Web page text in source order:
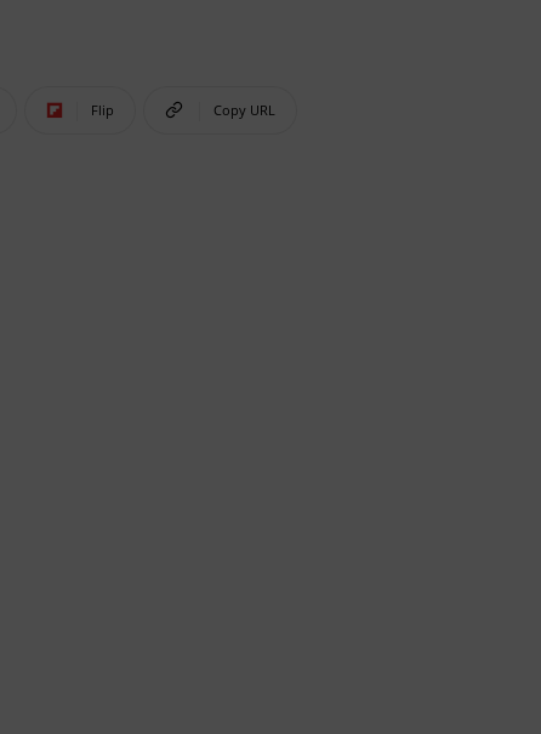
Flip Copy URL